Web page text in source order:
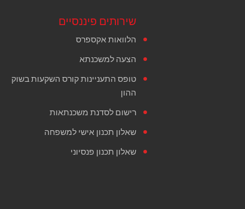
שירותים פיננסיים
הלוואות אקספרס
הצעה למשכנתא
טופס התעניינות קורס השקעות בשוק
ההון
רישום לסדנת משכנתאות
שאלון תכנון אישי למשפחה
שאלון תכנון פנסיוני